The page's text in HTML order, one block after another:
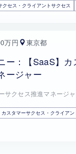
クセス・クライアントサクセス
万円 東京都
ー：【SaaS】カ
ージャー
サクセス推進マネージ
カスタマーサクセス・クライアン